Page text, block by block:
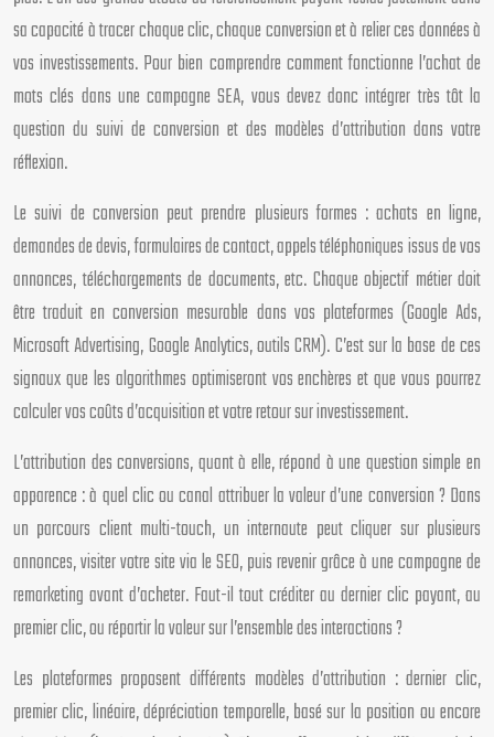
sa capacité à tracer chaque clic, chaque conversion et à relier ces données à
vos investissements. Pour bien comprendre comment fonctionne l’achat de
mots clés dans une campagne SEA, vous devez donc intégrer très tôt la
question du suivi de conversion et des modèles d’attribution dans votre
réflexion.
Le suivi de conversion peut prendre plusieurs formes : achats en ligne,
demandes de devis, formulaires de contact, appels téléphoniques issus de vos
annonces, téléchargements de documents, etc. Chaque objectif métier doit
être traduit en conversion mesurable dans vos plateformes (Google Ads,
Microsoft Advertising, Google Analytics, outils CRM). C’est sur la base de ces
signaux que les algorithmes optimiseront vos enchères et que vous pourrez
calculer vos coûts d’acquisition et votre retour sur investissement.
L’attribution des conversions, quant à elle, répond à une question simple en
apparence : à quel clic ou canal attribuer la valeur d’une conversion ? Dans
un parcours client multi-touch, un internaute peut cliquer sur plusieurs
annonces, visiter votre site via le SEO, puis revenir grâce à une campagne de
remarketing avant d’acheter. Faut-il tout créditer au dernier clic payant, au
premier clic, ou répartir la valeur sur l’ensemble des interactions ?
Les plateformes proposent différents modèles d’attribution : dernier clic,
premier clic, linéaire, dépréciation temporelle, basé sur la position ou encore